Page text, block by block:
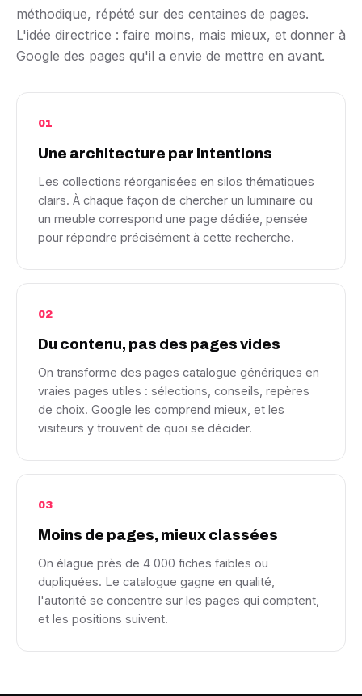
méthodique, répété sur des centaines de pages.
L'idée directrice : faire moins, mais mieux, et donner à
Google des pages qu'il a envie de mettre en avant.
01
Une architecture par intentions
Les collections réorganisées en silos thématiques
clairs. À chaque façon de chercher un luminaire ou
un meuble correspond une page dédiée, pensée
pour répondre précisément à cette recherche.
02
Du contenu, pas des pages vides
On transforme des pages catalogue génériques en
vraies pages utiles : sélections, conseils, repères
de choix. Google les comprend mieux, et les
visiteurs y trouvent de quoi se décider.
03
Moins de pages, mieux classées
On élague près de 4 000 fiches faibles ou
dupliquées. Le catalogue gagne en qualité,
l'autorité se concentre sur les pages qui comptent,
et les positions suivent.